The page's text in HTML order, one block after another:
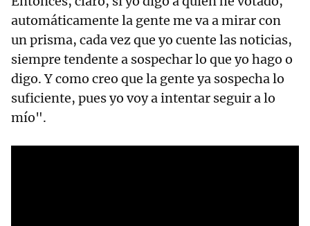
automáticamente la gente me va a mirar con
un prisma, cada vez que yo cuente las noticias,
siempre tendente a sospechar lo que yo hago o
digo. Y como creo que la gente ya sospecha lo
suficiente, pues yo voy a intentar seguir a lo
mío".